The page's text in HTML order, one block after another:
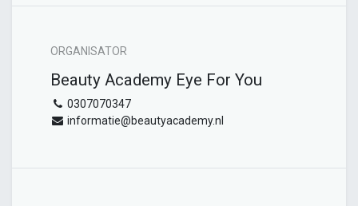
ORGANISATOR
Beauty Academy Eye For You
0307070347
informatie@beautyacademy.nl